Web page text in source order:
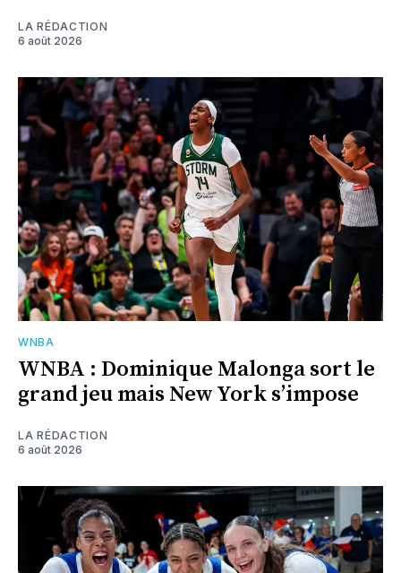
LA RÉDACTION
6 août 2026
WNBA
WNBA : Dominique Malonga sort le
grand jeu mais New York s’impose
LA RÉDACTION
6 août 2026